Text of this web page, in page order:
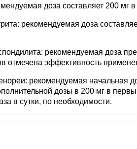
доза составляет 200 мг
рекомендуемая доза
рекомендуемая доза
отмечена эффективность
рекомендуемая начальная
дозы в 200 мг в
в сутки, по необходимости.